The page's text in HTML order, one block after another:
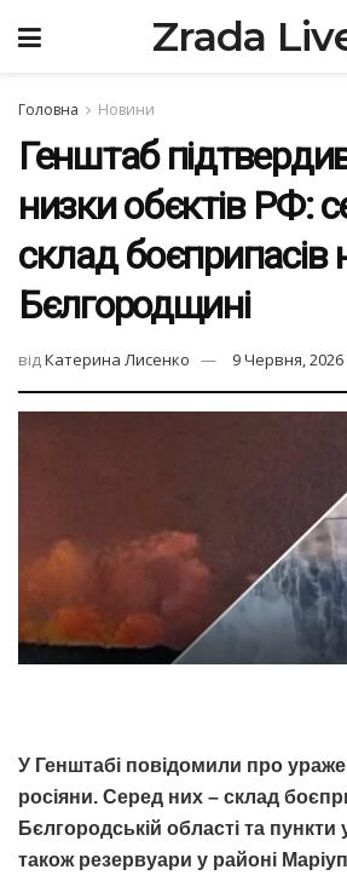
Zrada
Головна Новини
Генштаб
низки обєктів РФ:
склад боєприпасів
Бєлгородщині
відКатерина Лисенко 9 Червня, 2026
У Генштабі повідомили про
росіяни. Серед них – склад
Бєлгородській області та пункти
також резервуари у районі